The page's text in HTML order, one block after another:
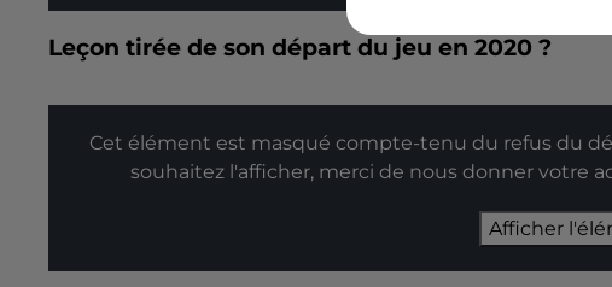
Leçon tirée de son départ du jeu en 2020 ?
Cet élément est masqué compte-tenu du refus du
souhaitez l'afficher, merci de nous donner votre
Afficher